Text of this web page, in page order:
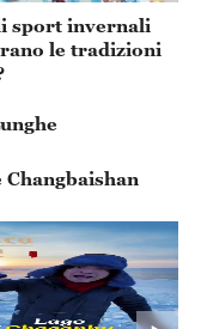
sport invernali
le tradizioni